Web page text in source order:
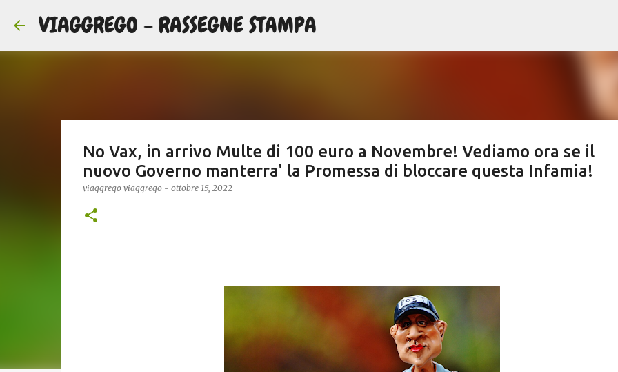
VIAGGREGO - RASSEGNE STAMPA
No Vax, in arrivo Multe di 100 euro a Novembre! Vediamo ora se il
nuovo Governo manterra' la Promessa di bloccare questa Infamia!
viaggrego viaggrego - ottobre 15, 2022